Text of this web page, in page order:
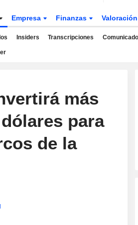
Empresa Finanzas Valoración
Insiders Transcripciones
más
para
de la